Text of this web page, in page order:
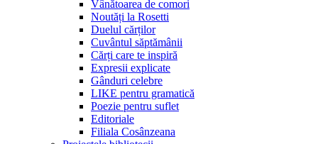
Vânătoarea de comori
Noutăți la Rosetti
Duelul cărților
Cuvântul săptămânii
Cărți care te inspiră
Expresii explicate
Gânduri celebre
LIKE pentru gramatică
Poezie pentru suflet
Editoriale
Filiala Cosânzeana